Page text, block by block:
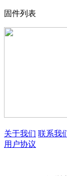
固件列表
关于我们 联系我
用户协议